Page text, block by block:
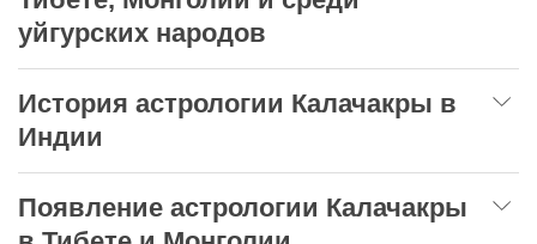
уйгурских народов
История астрологии Калачакры в
Индии
Появление астрологии Калачакры